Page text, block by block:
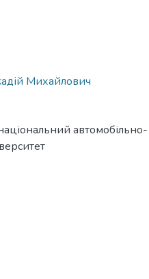
Михайлович
автомобільно-